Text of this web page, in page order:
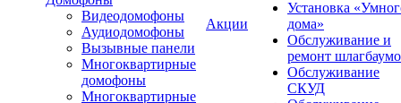
Видеодомофоны
Аудиодомофоны
Вызывные панели
Многоквартирные
домофоны
Многоквартирные
Акции
Установка
дома»
Обслуживание и
ремонт
Обслуживание
СКУД